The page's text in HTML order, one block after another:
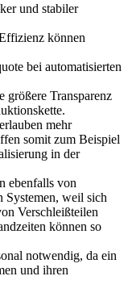
und stabiler
können
bei automatisierten
Transparenz
mehr
somit zum Beispiel
in der
ebenfalls von
Systemen, weil sich
Verschleißteilen
können so
notwendig, da ein
und ihren